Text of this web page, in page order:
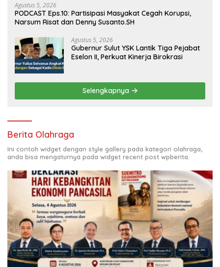
Agustus 5, 2026
PODCAST Eps.10: Partisipasi Masyakat Cegah Korupsi,
Narsum Risat dan Denny Susanto.SH
Agustus 5, 2026
Gubernur Sulut YSK Lantik Tiga Pejabat
Eselon II, Perkuat Kinerja Birokrasi
Selengkapnya
Berita Olahraga
Ini contoh widget dengan style gallery pada kategori olahraga,
anda bisa mengaturnya pada widget recent post wpberita.